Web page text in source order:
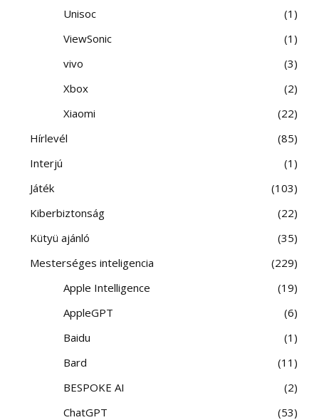
Unisoc
1
ViewSonic
1
vivo
3
Xbox
2
Xiaomi
22
Hírlevél
85
Interjú
1
Játék
103
Kiberbiztonság
22
Kütyü ajánló
35
Mesterséges inteligencia
229
Apple Intelligence
19
AppleGPT
6
Baidu
1
Bard
11
BESPOKE AI
2
ChatGPT
53